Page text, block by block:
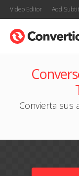
Video Editor Add
Convierta sus